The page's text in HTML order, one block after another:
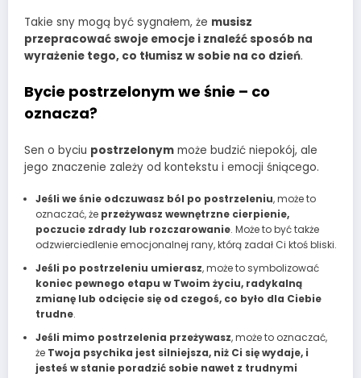
Takie sny mogą być sygnałem, że musisz
przepracować swoje emocje i znaleźć sposób na
wyrażenie tego, co tłumisz w sobie na co dzień.
Bycie postrzelonym we śnie – co
oznacza?
Sen o byciu postrzelonym może budzić niepokój, ale
jego znaczenie zależy od kontekstu i emocji śniącego.
Jeśli we śnie odczuwasz ból po postrzeleniu, może to
oznaczać, że przeżywasz wewnętrzne cierpienie,
poczucie zdrady lub rozczarowanie. Może to być także
odzwierciedlenie emocjonalnej rany, którą zadał Ci ktoś bliski.
Jeśli po postrzeleniu umierasz, może to symbolizować
koniec pewnego etapu w Twoim życiu, radykalną
zmianę lub odcięcie się od czegoś, co było dla Ciebie
trudne.
Jeśli mimo postrzelenia przeżywasz, może to oznaczać,
że Twoja psychika jest silniejsza, niż Ci się wydaje, i
jesteś w stanie poradzić sobie nawet z trudnymi